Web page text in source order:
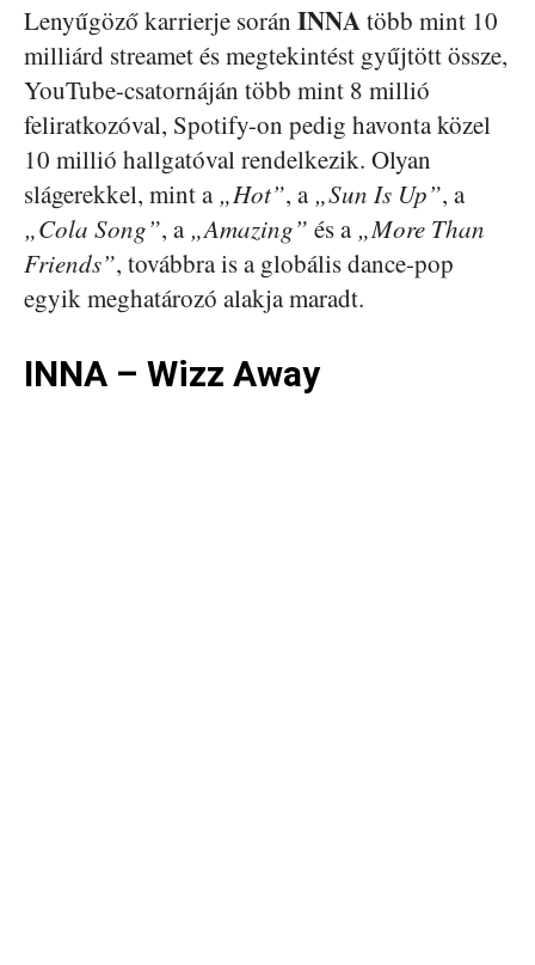
Lenyűgöző karrierje során INNAtöbb mint 10
milliárd streamet és megtekintést gyűjtött össze,
YouTube-csatornáján több mint 8 millió
feliratkozóval, Spotify-on pedig havonta közel
10 millió hallgatóval rendelkezik. Olyan
slágerekkel, mint a „Hot”, a „Sun Is Up”, a
„Cola Song”, a „Amazing” és a „More Than
Friends”, továbbra is a globális dance-pop
egyik meghatározó alakja maradt.
INNA – Wizz Away